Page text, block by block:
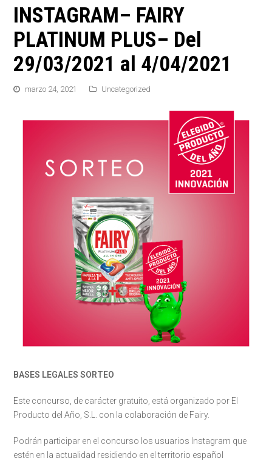
INSTAGRAM– FAIRY
PLATINUM PLUS– Del
29/03/2021 al 4/04/2021
marzo 24, 2021 Uncategorized
BASES LEGALES SORTEO
Este concurso, de carácter gratuito, está organizado por El
Producto del Año, S.L. con la colaboración de Fairy.
Podrán participar en el concurso los usuarios Instagram que
estén en la actualidad residiendo en el territorio español